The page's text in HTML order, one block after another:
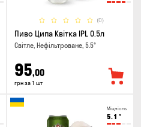
(0)
Пиво Ципа Квітка IPL 0.5л
Світле, Нефільтроване, 5.5°
95,00
грн за 1 шт
Міцність
5.1 °